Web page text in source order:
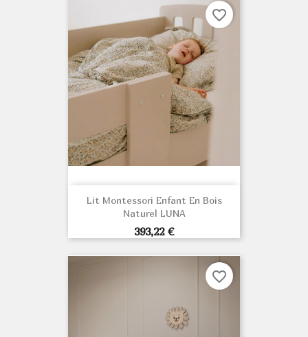
Lit Montessori Enfant En Bois
Naturel LUNA
Prix
393,22 €
favorite_border
favorite_border